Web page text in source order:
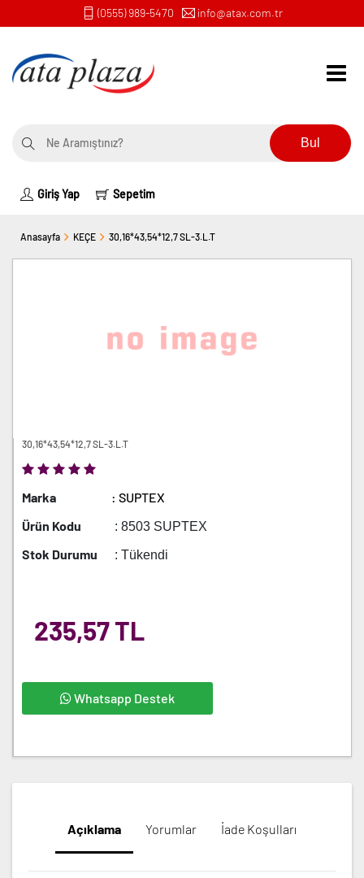
(0555) 989-5470 info@atax.com.tr
Bul
Giriş Yap Sepetim
Anasayfa KEÇE 30,16*43,54*12,7 SL-3.L.T
30,16*43,54*12,7 SL-3.L.T
Marka
: SUPTEX
Ürün Kodu
: 8503 SUPTEX
Stok Durumu : Tükendi
235,57 TL
Whatsapp Destek
Açıklama Yorumlar İade Koşulları